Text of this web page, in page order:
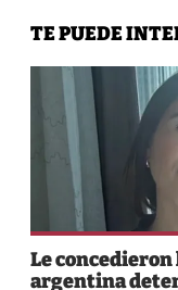
TE PUEDE
Le
argentina